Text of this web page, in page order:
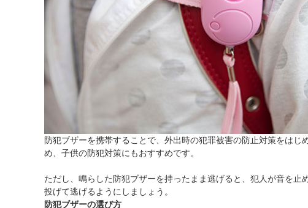
防犯ブザーを携帯することで、外出時の犯罪被害の防止対策をは
め、子供の防犯対策にもおすすめです。
ただし、鳴らした防犯ブザーを持ったまま逃げると、犯人が音を
投げて逃げるようにしましょう。
防犯ブザーの選び方